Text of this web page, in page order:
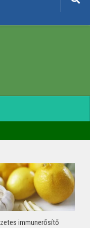
immunerősítő